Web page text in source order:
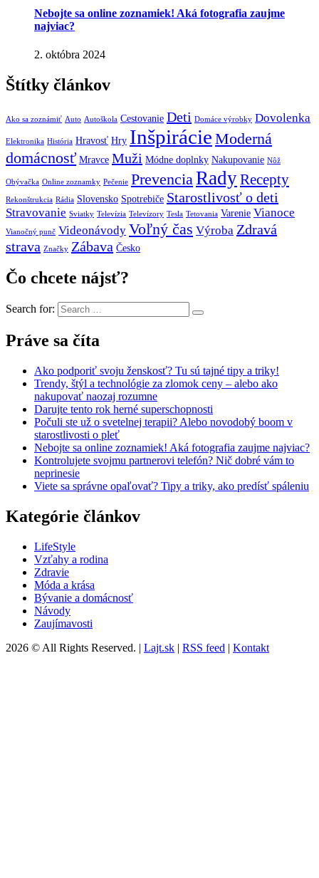
Nebojte sa online zoznamiek! Aká fotografia zaujme
najviac?
2. októbra 2024
Štítky článkov
Ako sa zoznámiť Auto Autoškola Cestovanie Deti Domáce výrobky Dovolenka
Elektronika História Hravosť Hry Inšpirácie Moderná
domácnosť Mravce Muži Módne doplnky Nakupovanie Nôž
Obývačka Online zoznamky Pečenie Prevencia RadyRecepty
Rekonštrukcia Rádia Slovensko Spotrebiče Starostlivosť o deti
Stravovanie Sviatky Televízia Televízory Tesla Tetovania Varenie Vianoce
Vianočný punč Videonávody Voľný čas Výroba Zdravá
strava Značky Zábava Česko
Čo chcete nájsť?
Search for:
Práve sa číta
Ako podporiť svoju ženskosť? Tu sú tajné tipy a triky!
Trendy, štýl a technológie za zlomok ceny – alebo ako
nakupovať naozaj rozumne
Darujte tento rok herné superschopnosti
Počuli ste už o svetelnej terapii? Alebo novodobý boom v
starostlivosti o pleť
Nebojte sa online zoznamiek! Aká fotografia zaujme najviac?
Kontrolujete svojmu partnerovi telefón? Nič dobré vám to
neprinesie
Viete sa správne opaľovať? Tipy a triky, ako predísť spáleniu
Kategórie článkov
LifeStyle
Vzťahy a rodina
Zdravie
Móda a krása
Bývanie a domácnosť
Návody
Zaujímavosti
2026 © All Rights Reserved. | Lajt.sk | RSS feed | Kontakt